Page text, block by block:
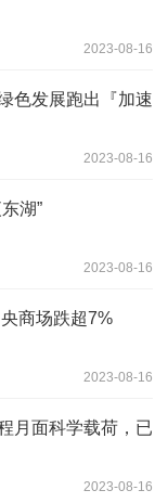
2023-08-16
色发展跑出『加速
2023-08-16
湖”
2023-08-16
商场跌超7%
2023-08-16
月面科学载荷，已
2023-08-16